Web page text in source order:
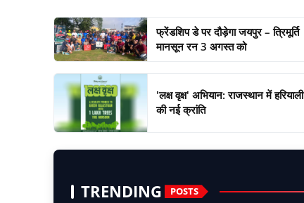
फ्रेंडशिप डे पर दौड़ेगा जयपुर – त्रिमूर्ति
मानसून रन 3 अगस्त को
'लक्ष वृक्ष' अभियान: राजस्थान में हरियाली
की नई क्रांति
TRENDING POSTS